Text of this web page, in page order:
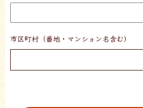
市区町村（番地・マンション名含む）